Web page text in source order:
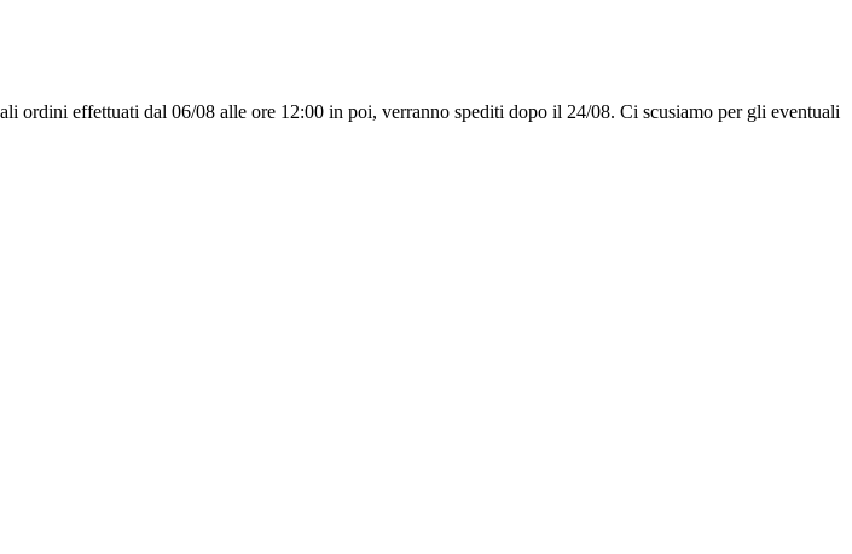
ordini effettuati dal 06/08 alle ore 12:00 in poi, verranno spediti dopo il 24/08. Ci scusiamo per gli eventuali